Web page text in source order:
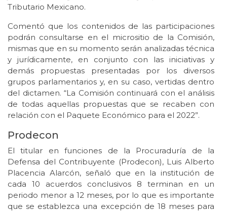
Tributario Mexicano.
Comentó que los contenidos de las participaciones
podrán consultarse en el micrositio de la Comisión,
mismas que en su momento serán analizadas técnica
y jurídicamente, en conjunto con las iniciativas y
demás propuestas presentadas por los diversos
grupos parlamentarios y, en su caso, vertidas dentro
del dictamen. “La Comisión continuará con el análisis
de todas aquellas propuestas que se recaben con
relación con el Paquete Económico para el 2022”.
Prodecon
El titular en funciones de la Procuraduría de la
Defensa del Contribuyente (Prodecon), Luis Alberto
Placencia Alarcón, señaló que en la institución de
cada 10 acuerdos conclusivos 8 terminan en un
periodo menor a 12 meses, por lo que es importante
que se establezca una excepción de 18 meses para